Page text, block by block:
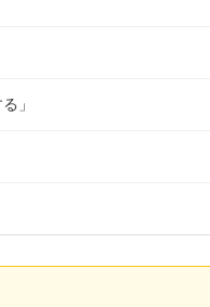
」